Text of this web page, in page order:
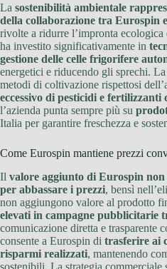
La sostenibilità ambientale
della collaborazione tra Eurospin
rivolte a ridurre l’impronta
ha investito significativamente in
gestione delle celle frigorifere
energetici e riducendo gli sprechi.
metodi di coltivazione rispettosi
eccessivo di pesticidi e fertilizzanti
l’azienda punta sempre più su
Italia per garantire freschezza e
Come Eurospin mantiene prezzi
Il valore aggiunto di Eurospin
per abbassare i prezzi, bensì
non aggiungono valore al prodotto
elevati in campagne pubblicitarie
comunicazione diretta e trasparente
consente a Eurospin di trasferire ai
risparmi realizzati, mantenendo
sostenibili. La strategia commerciale